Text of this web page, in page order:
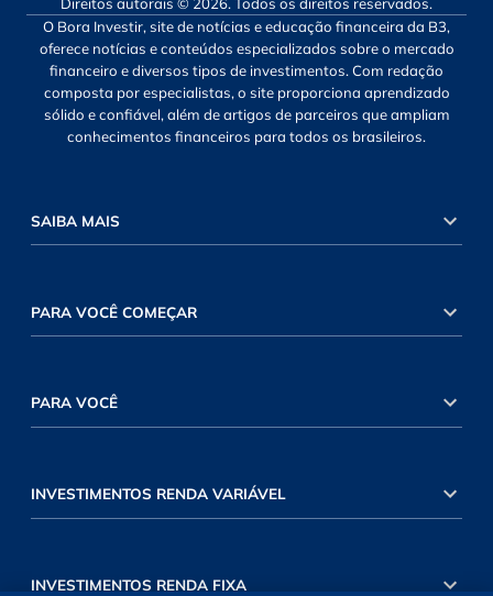
Direitos autorais © 2026. Todos os direitos reservados.
O Bora Investir, site de notícias e educação financeira da B3,
oferece notícias e conteúdos especializados sobre o mercado
financeiro e diversos tipos de investimentos. Com redação
composta por especialistas, o site proporciona aprendizado
sólido e confiável, além de artigos de parceiros que ampliam
conhecimentos financeiros para todos os brasileiros.
SAIBA MAIS
PARA VOCÊ COMEÇAR
PARA VOCÊ
INVESTIMENTOS RENDA VARIÁVEL
INVESTIMENTOS RENDA FIXA